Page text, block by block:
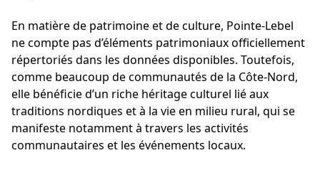
En matière de patrimoine et de culture, Pointe-Lebel
ne compte pas d’éléments patrimoniaux officiellement
répertoriés dans les données disponibles. Toutefois,
comme beaucoup de communautés de la Côte-Nord,
elle bénéficie d’un riche héritage culturel lié aux
traditions nordiques et à la vie en milieu rural, qui se
manifeste notamment à travers les activités
communautaires et les événements locaux.